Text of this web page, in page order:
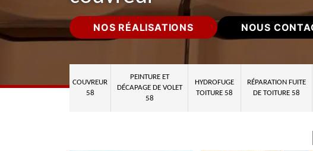
NOS RÉALISATIONS NOUS
COUVREUR
58
PEINTURE ET
DÉCAPAGE DE VOLET
58
HYDROFUGE
TOITURE 58
RÉPARATION FUITE
DE TOITURE 58